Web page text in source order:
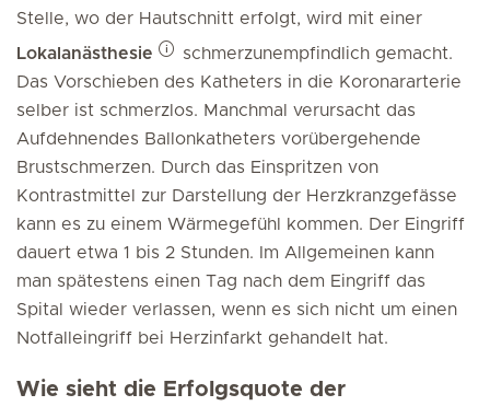
Stelle, wo der Hautschnitt erfolgt, wird mit einer
Lokalanästhesie
schmerzunempfindlich gemacht.
Das Vorschieben des Katheters in die Koronararterie
selber ist schmerzlos. Manchmal verursacht das
Aufdehnendes Ballonkatheters vorübergehende
Brustschmerzen. Durch das Einspritzen von
Kontrastmittel zur Darstellung der Herzkranzgefässe
kann es zu einem Wärmegefühl kommen. Der Eingriff
dauert etwa 1 bis 2 Stunden. Im Allgemeinen kann
man spätestens einen Tag nach dem Eingriff das
Spital wieder verlassen, wenn es sich nicht um einen
Notfalleingriff bei Herzinfarkt gehandelt hat.
Wie sieht die Erfolgsquote der